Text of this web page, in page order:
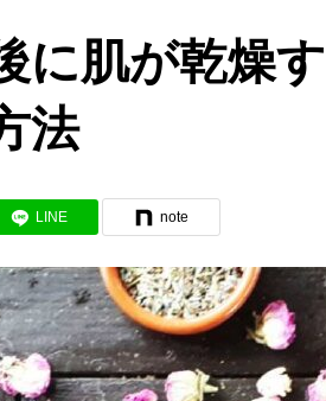
に肌が乾燥
法
LINE note